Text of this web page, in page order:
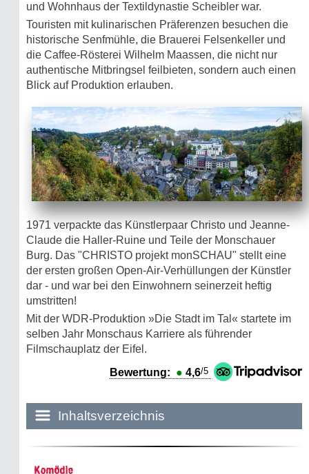
und Wohnhaus der Textildynastie Scheibler war.
Touristen mit kulinarischen Präferenzen besuchen die
historische Senfmühle, die Brauerei Felsenkeller und
die Caffee-Rösterei Wilhelm Maassen, die nicht nur
authentische Mitbringsel feilbieten, sondern auch einen
Blick auf Produktion erlauben.
1971 verpackte das Künstlerpaar Christo und Jeanne-
Claude die Haller-Ruine und Teile der Monschauer
Burg. Das "CHRISTO projekt monSCHAU" stellt eine
der ersten großen Open-Air-Verhüllungen der Künstler
dar - und war bei den Einwohnern seinerzeit heftig
umstritten!
Mit der WDR-Produktion »Die Stadt im Tal« startete im
selben Jahr Monschaus Karriere als führender
Filmschauplatz der Eifel.
Bewertung: ● 4,6/5
Inhaltsverzeichnis
Komödie